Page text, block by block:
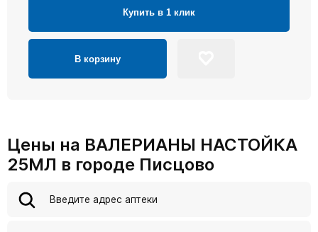
Купить в 1 клик
В корзину
Цены на ВАЛЕРИАНЫ НАСТОЙКА
25МЛ в городе Писцово